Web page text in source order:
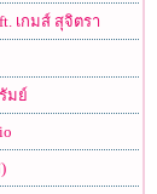
เกมส์ สุจิตรา
มย์